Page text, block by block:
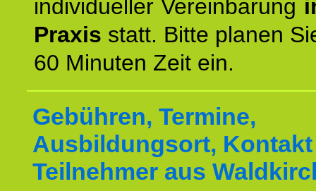
individueller Vereinbarung
Praxis statt. Bitte planen
60 Minuten Zeit ein.
Gebühren, Termine,
Ausbildungsort,
Teilnehmer aus